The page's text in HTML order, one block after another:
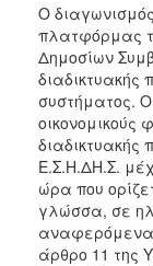
2011
ΔΗΜΟΣ
ΠΟΛΙΤΙΣΜΟΣ
ΑΝΘΕΚΤΙΚΗ
ΠΟΛΗ
Ο
πλατφόρμας
Δημοσίων
διαδικτυακής
συστήματος.
οικονομικούς
διαδικτυακής
Ε.Σ.Η.ΔΗ.Σ.
ώρα που
γλώσσα, σε
αναφερόμενα
άρθρο 11 της